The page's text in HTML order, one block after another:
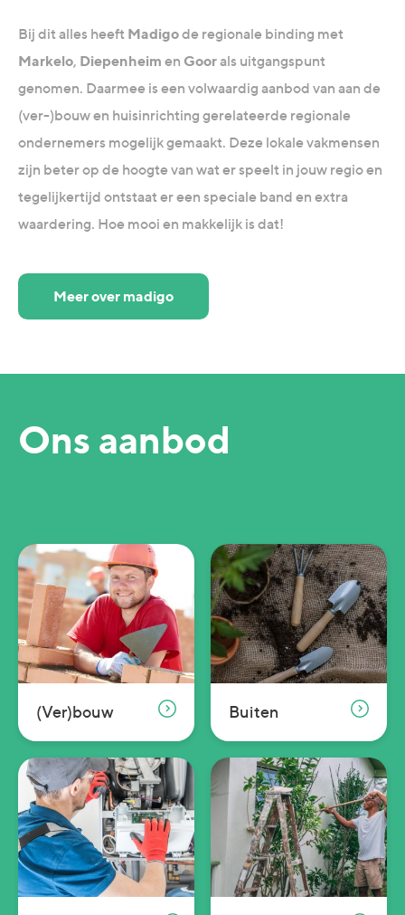
Bij dit alles heeft Madigode regionale binding met
Markelo, Diepenheim en Goorals uitgangspunt
genomen. Daarmee is een volwaardig aanbod van aan de
(ver-)bouw en huisinrichting gerelateerde regionale
ondernemers mogelijk gemaakt. Deze lokale vakmensen
zijn beter op de hoogte van wat er speelt in jouw regio en
tegelijkertijd ontstaat er een speciale band en extra
waardering. Hoe mooi en makkelijk is dat!
Meer over madigo
Ons aanbod
(Ver)bouw Buiten